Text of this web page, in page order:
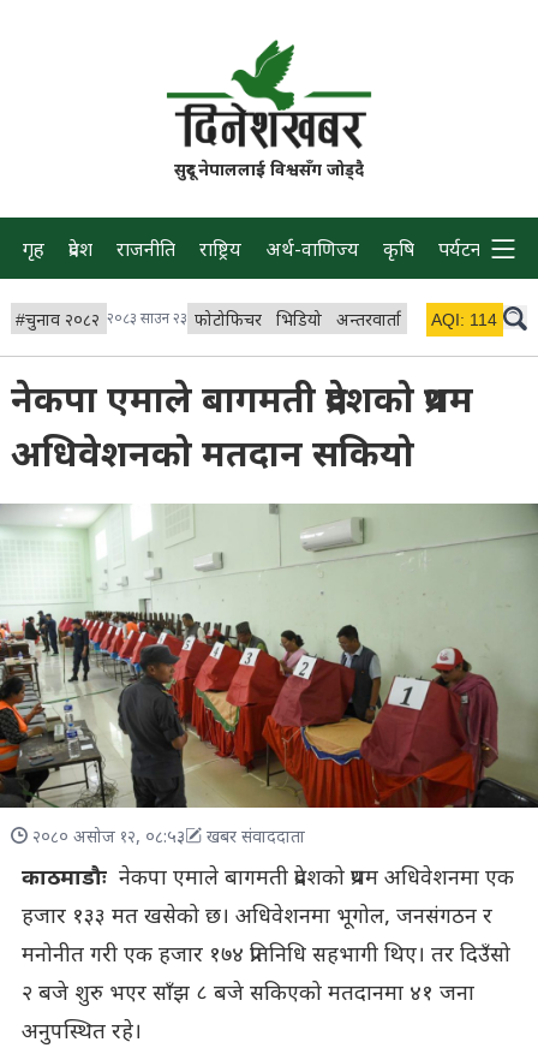
सुदूर नेपाललाई विश्वसँग जोड्दै
गृह प्रदेश राजनीति राष्ट्रिय अर्थ-वाणिज्य कृषि पर्यटन प्रवास
#चुनाव २०८२ २०८३ साउन २३ फोटोफिचर भिडियो अन्तरवार्ता विचार/ब्लग
AQI: 114
नेकपा एमाले बागमती प्रदेशको प्रथम
अधिवेशनको मतदान सकियो
२०८० असोज १२, ०८:५३ खबर संवाददाता
काठमाडौःनेकपा एमाले बागमती प्रदेशको प्रथम अधिवेशनमा एक
हजार १३३ मत खसेको छ। अधिवेशनमा भूगोल, जनसंगठन र
मनोनीत गरी एक हजार १७४ प्रतिनिधि सहभागी थिए। तर दिउँसो
२ बजे शुरु भएर साँझ ८ बजे सकिएको मतदानमा ४१ जना
अनुपस्थित रहे।